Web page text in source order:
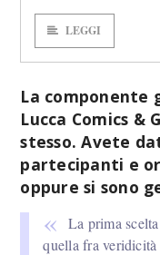
LEGGI
La componente
Lucca Comics &
stesso. Avete
partecipanti e
oppure si sono
La prima
quella fra